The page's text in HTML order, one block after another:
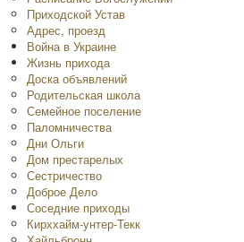
Приходской Устав
Адрес, проезд
Война в Украине
Жизнь прихода
Доска объявлений
Родительская школа
Семейное поселение
Паломничества
Дни Ольги
Дом престарелых
Сестричество
Доброе Дело
Соседние приходы
Кирххайм-унтер-Текк